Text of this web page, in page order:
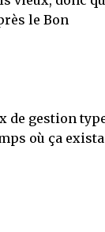
le Bon
de gestion
où ça